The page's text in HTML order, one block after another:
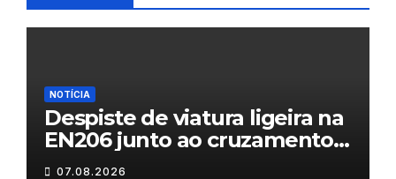
NOTÍCIA
Despiste de viatura ligeira na
EN206 junto ao cruzamento
Fornos do Pinhal
07.08.2026